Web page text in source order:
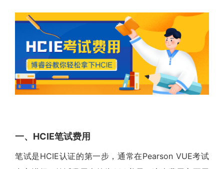
一、HCIE笔试费用
笔试是HCIE认证的第一步，通常在Pearson VUE考试